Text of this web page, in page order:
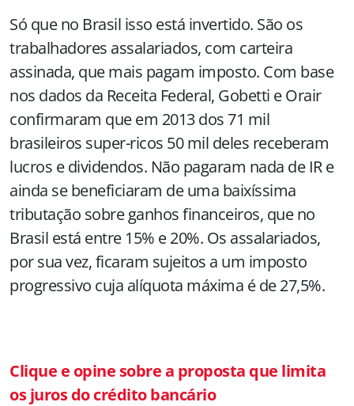
Só que no Brasil isso está invertido. São os
trabalhadores assalariados, com carteira
assinada, que mais pagam imposto. Com base
nos dados da Receita Federal, Gobetti e Orair
confirmaram que em 2013 dos 71 mil
brasileiros super-ricos 50 mil deles receberam
lucros e dividendos. Não pagaram nada de IR e
ainda se beneficiaram de uma baixíssima
tributação sobre ganhos financeiros, que no
Brasil está entre 15% e 20%. Os assalariados,
por sua vez, ficaram sujeitos a um imposto
progressivo cuja alíquota máxima é de 27,5%.
Clique e opine sobre a proposta que limita
os juros do crédito bancário